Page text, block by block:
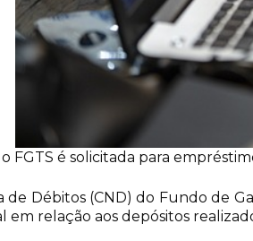
FGTS é solicitada para
de Débitos (CND) do Fundo de
em relação aos depósitos